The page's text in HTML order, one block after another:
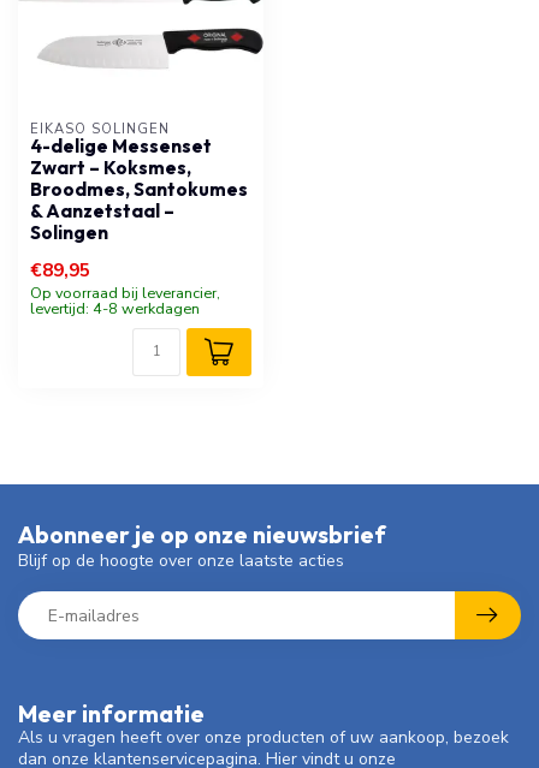
EIKASO SOLINGEN
4-delige Messenset
Zwart – Koksmes,
Broodmes, Santokumes
& Aanzetstaal –
Solingen
€89,95
Op voorraad bij leverancier,
levertijd: 4-8 werkdagen
Meer informatie
Als u vragen heeft over onze producten of uw aankoop, bezoek
dan onze klantenservicepagina. Hier vindt u onze
Abonneer je op onze nieuwsbrief
Blijf op de hoogte over onze laatste acties